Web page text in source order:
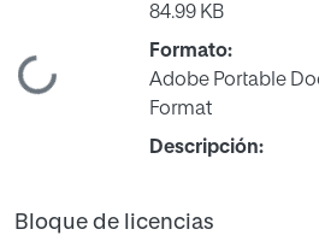
Cargando...
84.99 KB
Formato:
Adobe Portable
Format
Descripción:
Bloque de licencias